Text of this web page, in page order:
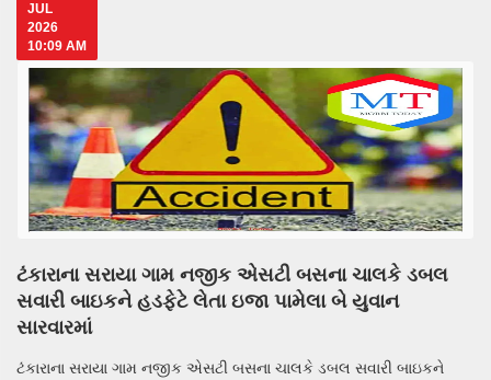
JUL
2026
10:09 AM
ટંકારાના સરાયા ગામ નજીક એસટી બસના ચાલકે ડબલ
સવારી બાઇકને હડફેટે લેતા ઇજા પામેલા બે યુવાન
સારવારમાં
ટંકારાના સરાયા ગામ નજીક એસટી બસના ચાલકે ડબલ સવારી બાઇકને